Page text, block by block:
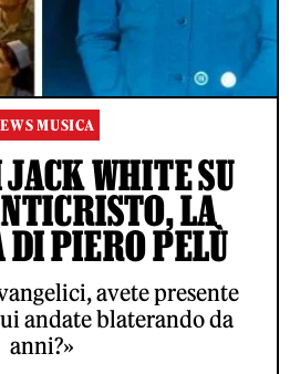
MUSICA
WHITE SU
LA
DI PIERO PELÙ
avete presente
andate blaterando da
anni?»